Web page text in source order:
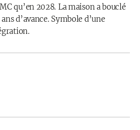
qu’en 2028. La maison a bouclé
d’avance. Symbole d’une